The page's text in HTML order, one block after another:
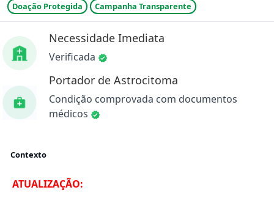
Doação Protegida Campanha Transparente
Necessidade Imediata
Verificada
Portador de Astrocitoma
Condição comprovada com documentos
médicos
Contexto
ATUALIZAÇÃO: